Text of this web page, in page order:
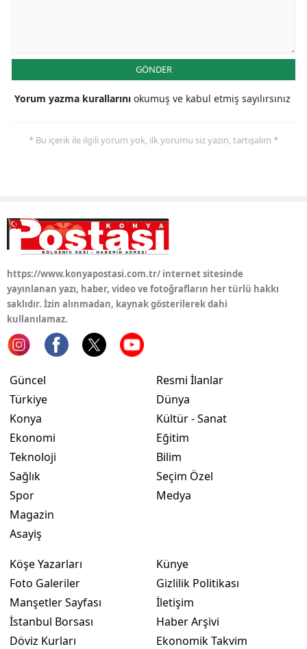
Samsun
Sivas
Şanlıurfa
Uşak
Aksaray
Karaman
Bartın
Ardahan
GÖNDER
Yorum yazma kurallarını okumuş ve kabul etmiş sayılırsınız
* Bu içerik ile ilgili yorum yok, ilk yorumu siz yazın, tartışalım *
https://www.konyapostasi.com.tr/ internet sitesinde
yayınlanan yazı, haber, video ve fotoğrafların her türlü hakkı
saklıdır. İzin alınmadan, kaynak gösterilerek dahi
kullanılamaz.
Güncel
Türkiye
Konya
Ekonomi
Teknoloji
Sağlık
Spor
Magazin
Asayiş
Resmi İlanlar
Dünya
Kültür - Sanat
Eğitim
Bilim
Seçim Özel
Medya
Köşe Yazarları
Foto Galeriler
Manşetler Sayfası
İstanbul Borsası
Döviz Kurları
Künye
Gizlilik Politikası
İletişim
Haber Arşivi
Ekonomik Takvim